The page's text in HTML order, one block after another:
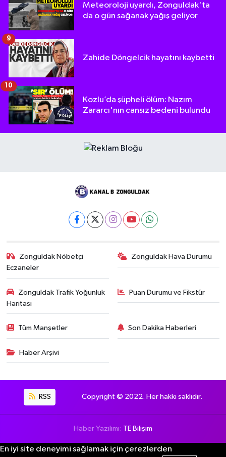
Meteoroloji uyardı, Zonguldak'ta
da o gün sağanak yağış geliyor
Zahide Döngelcik hayatını kaybetti
9
Kozlu’da şüpheli ölüm: Nazım
Zararcı'nın cansız bedeni bulundu
10
Zonguldak Nöbetçi
Eczaneler
Zonguldak Hava Durumu
Zonguldak Trafik Yoğunluk
Haritası
Puan Durumu ve Fikstür
Tüm Manşetler Son Dakika Haberleri
Haber Arşivi
RSS Copyright © 2022. Her hakkı saklıdır.
Haber Yazılımı: TE Bilişim
En iyi site deneyimi sağlamak için çerezlerden